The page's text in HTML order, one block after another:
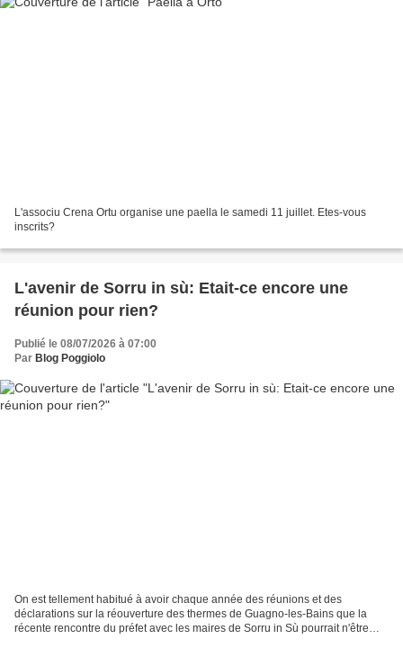
L'associu Crena Ortu organise une paella le samedi 11 juillet. Etes-vous
inscrits?
L'avenir de Sorru in sù: Etait-ce encore une
réunion pour rien?
Publié le 08/07/2026 à 07:00
Par Blog Poggiolo
On est tellement habitué à avoir chaque année des réunions et des
déclarations sur la réouverture des thermes de Guagno-les-Bains que la
récente rencontre du préfet avec les maires de Sorru in Sù pourrait n'être